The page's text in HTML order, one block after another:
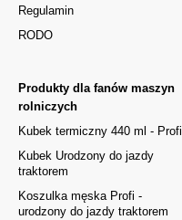
Regulamin
RODO
Produkty dla fanów maszyn
rolniczych
Kubek termiczny 440 ml - Profi
Kubek Urodzony do jazdy
traktorem
Koszulka męska Profi -
urodzony do jazdy traktorem